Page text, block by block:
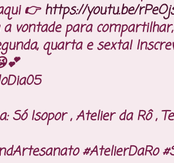
👉 https://youtu.be/
a vontade para
quarta e sexta!
Só Isopor , Atelier da Rô ,
#AtelierDaRo